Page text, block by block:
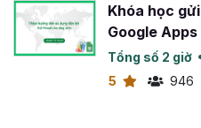
Khóa học
Google
Tổng số 2 giờ
5
946